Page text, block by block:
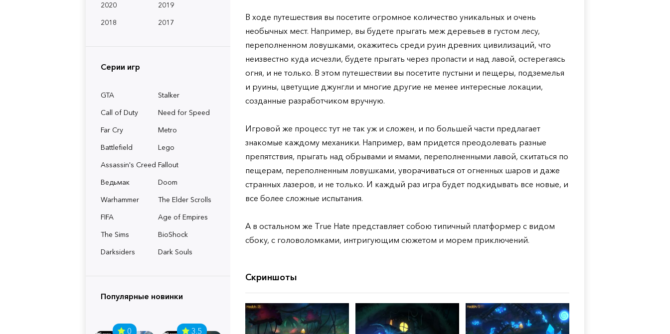
2020
2019
2018
2017
Серии игр
GTA
Stalker
Call of Duty
Need for Speed
Far Cry
Metro
Battlefield
Lego
Assassin's Creed Fallout
Ведьмак
Doom
Warhammer
The Elder Scrolls
FIFA
Age of Empires
The Sims
BioShock
Darksiders
Dark Souls
Популярные новинки
0 3.5
В ходе путешествия вы посетите огромное количество уникальных и очень
необычных мест. Например, вы будете прыгать меж деревьев в густом лесу,
переполненном ловушками, окажитесь среди руин древних цивилизаций, что
неизвестно куда исчезли, будете прыгать через пропасти и над лавой, остерегаясь
огня, и не только. В этом путешествии вы посетите пустыни и пещеры, подземелья
и руины, цветущие джунгли и многие другие не менее интересные локации,
созданные разработчиком вручную.
Игровой же процесс тут не так уж и сложен, и по большей части предлагает
знакомые каждому механики. Например, вам придется преодолевать разные
препятствия, прыгать над обрывами и ямами, переполненными лавой, скитаться по
пещерам, переполненным ловушками, уворачиваться от огненных шаров и даже
странных лазеров, и не только. И каждый раз игра будет подкидывать все новые, и
все более сложные испытания.
А в остальном же True Hate представляет собою типичный платформер с видом
сбоку, с головоломками, интригующим сюжетом и морем приключений.
Скриншоты